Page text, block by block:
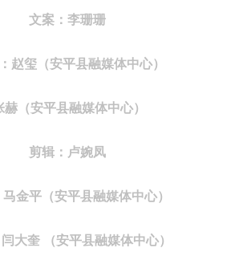
文案：李珊珊
赵玺 （安平县融媒体中心）
赫 （安平县融媒体中心）
剪辑：卢婉凤
马金平 （安平县融媒体中心）
大奎 （安平县融媒体中心）